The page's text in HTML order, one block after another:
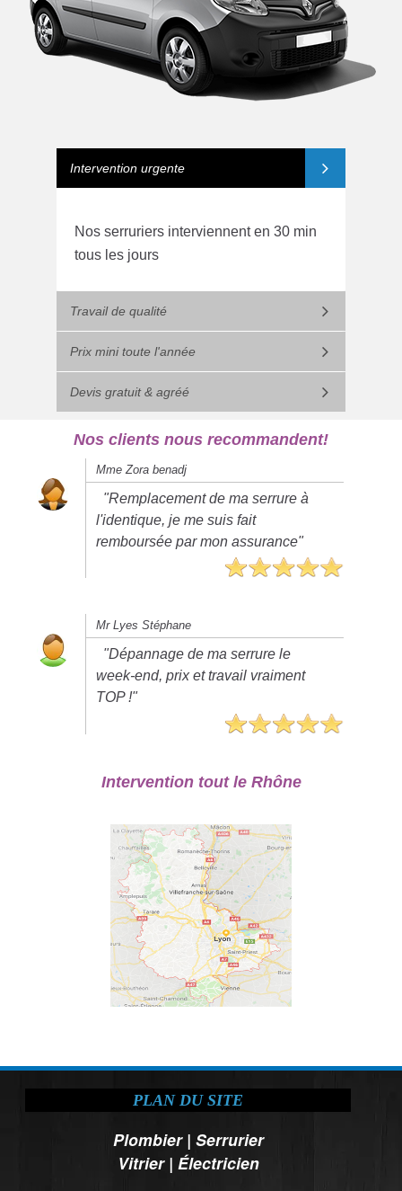
Intervention urgente
Nos serruriers interviennent en 30 min
tous les jours
Travail de qualité
Prix mini toute l'année
Devis gratuit & agréé
Nos clients nous recommandent!
Mme Zora benadj
"Remplacement de ma serrure à
l'identique, je me suis fait
remboursée par mon assurance"
Mr Lyes Stéphane
"Dépannage de ma serrure le
week-end, prix et travail vraiment
TOP !"
Intervention tout le Rhône
PLAN DU SITE
Plombier| Serrurier
Vitrier| Électricien